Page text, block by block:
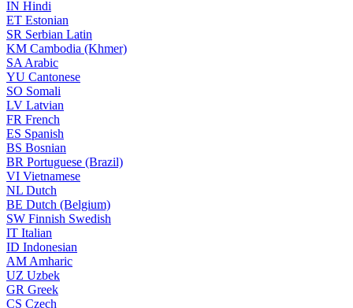
IN Hindi
ET Estonian
SR Serbian Latin
KM Cambodia (Khmer)
SA Arabic
YU Cantonese
SO Somali
LV Latvian
FR French
ES Spanish
BS Bosnian
BR Portuguese (Brazil)
VI Vietnamese
NL Dutch
BE Dutch (Belgium)
SW Finnish Swedish
IT Italian
ID Indonesian
AM Amharic
UZ Uzbek
GR Greek
CS Czech